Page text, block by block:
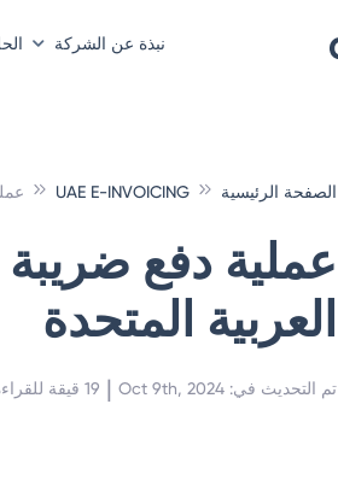
نبذة عن الشركة
الصفحة الرئيسية UAE E-INVOICING
عملية دفع ضريبة
العربية المتحدة
تم التحديث في:
Oct 9th, 2024
|
19 قيقة